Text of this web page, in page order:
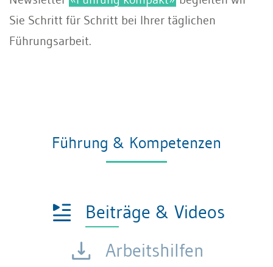
Sie Schritt für Schritt bei Ihrer täglichen
Führungsarbeit.
Führung & Kompetenzen
Beiträge & Videos
Arbeitshilfen